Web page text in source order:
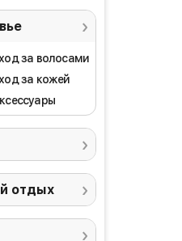
за волосами
за кожей
отдых